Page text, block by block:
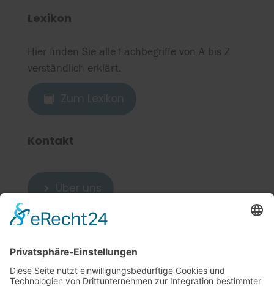
Lexikon
Hier finden Sie alle Fachbegriffe von A bis Z
verständlich erklärt.
Kontakt
 Über uns
Weitere Links